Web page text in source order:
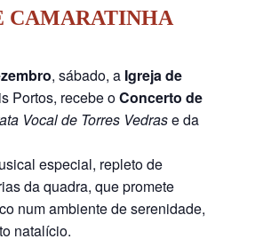
CAMARATINHA
, sábado, a Igreja de
Portos, recebe oConcerto de
Vocal de Torres Vedrase da
especial, repleto de
da quadra, que promete
num ambiente de serenidade,
natalício.